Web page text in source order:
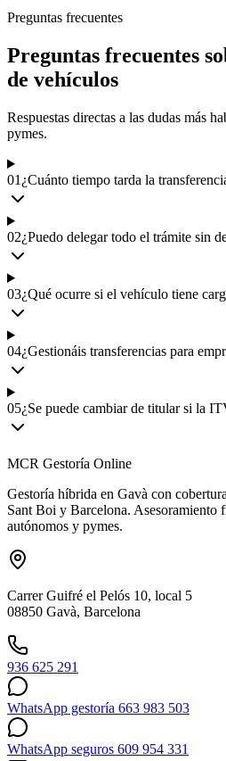
Preguntas frecuentes
Preguntas frecuentes
de vehículos
Respuestas directas a las dudas más
pymes.
01 ¿Cuánto tiempo tarda la
02¿Puedo delegar todo el trámite sin
03¿Qué ocurre si el vehículo tiene
04¿Gestionáis transferencias para
05¿Se puede cambiar de titular si la
MCR Gestoría Online
Gestoría híbrida en Gavà con
Sant Boi y Barcelona. Asesoramiento
autónomos y pymes.
Carrer Guifré el Pelós 10, local 5
08850 Gavà, Barcelona
936 625 291
WhatsApp gestoría 663 983 503
WhatsApp seguros 609 954 331